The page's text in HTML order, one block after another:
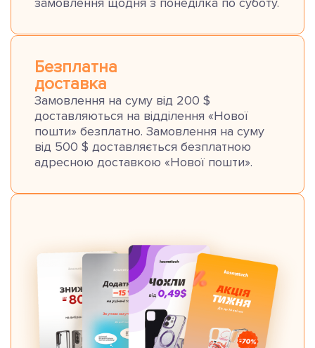
Безплатна
доставка
Замовлення на суму від 200 $
доставляються на відділення «Нової
пошти» безплатно. Замовлення на суму
від 500 $ доставляється безплатною
адресною доставкою «Нової пошти».